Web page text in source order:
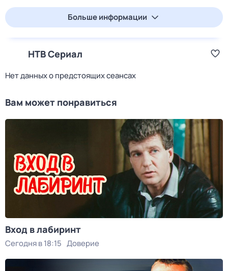
Больше информации
НТВ Сериал
Нет данных о предстоящих сеансах
Вам может понравиться
Вход в лабиринт
Сегодня в 18:15 Доверие